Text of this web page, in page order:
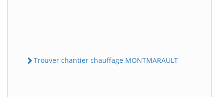
Trouver chantier chauffage MONTMARAULT